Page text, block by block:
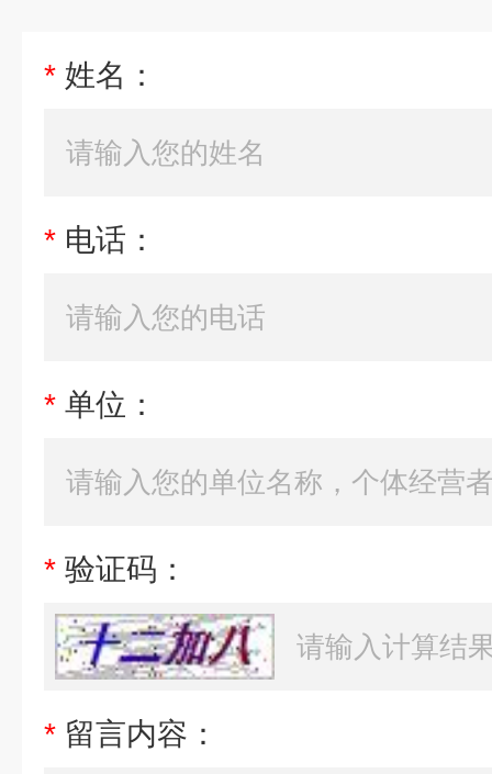
* 姓名：
* 电话：
* 单位：
* 验证码：
* 留言内容：